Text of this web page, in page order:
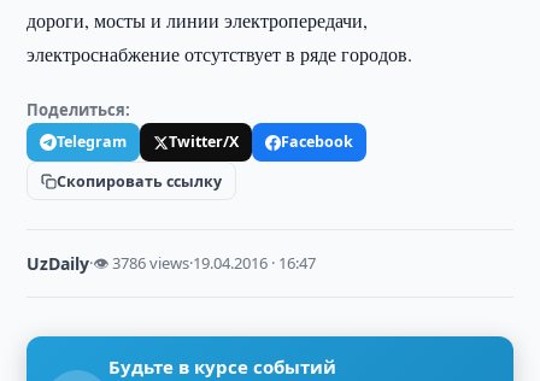
дороги, мосты и линии электропередачи,
электроснабжение отсутствует в ряде городов.
Поделиться:
Telegram Twitter/X
Facebook
Скопировать ссылку
UzDaily·👁 3786 views·19.04.2016 · 16:47
Будьте в курсе событий